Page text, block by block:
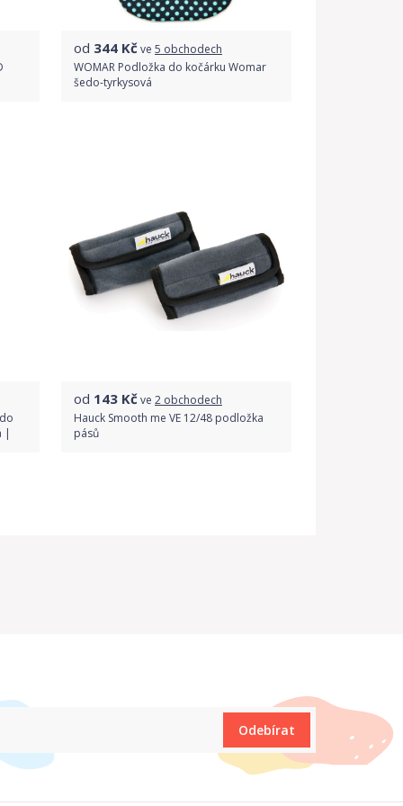
od 344 Kčve 5 obchodech
WOMAR Podložka do kočárku Womar
šedo-tyrkysová
|
od 143 Kčve 2 obchodech
Hauck Smooth me VE 12/48 podložka
pásů
Odebírat